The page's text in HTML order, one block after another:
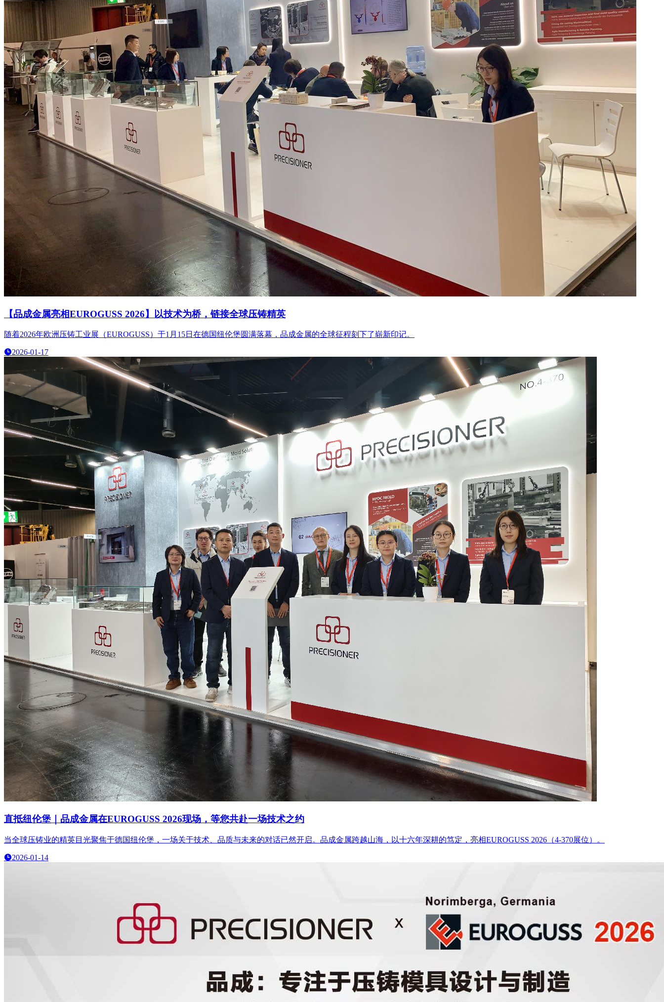
【品成金属亮相EUROGUSS 2026】以技术为桥，链接全球压铸精英
随着2026年欧洲压铸工业展（EUROGUSS）于1月15日在德国纽伦堡圆满落幕，品成金属的全球征程刻下了崭新印记。
2026-01-17
直抵纽伦堡｜品成金属在EUROGUSS 2026现场，等您共赴一场技术之约
当全球压铸业的精英目光聚焦于德国纽伦堡，一场关于技术、品质与未来的对话已然开启。品成金属跨越山海，以十六年深耕的笃定，亮相EUROGUSS 2026（4-370展位）。
2026-01-14